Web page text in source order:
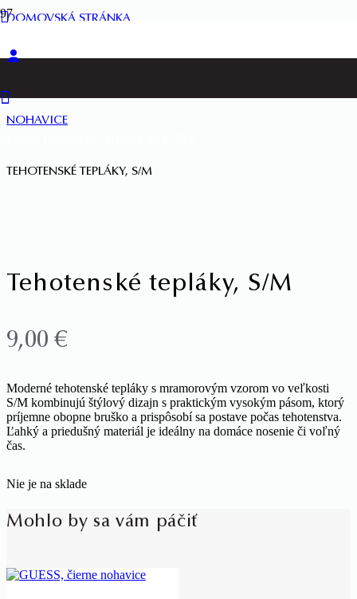
DOMOVSKÁ STRÁNKA
NOHAVICE
TEHOTENSKÉ TEPLÁKY, S/M
Tehotenské tepláky, S/M
9,00€
Moderné tehotenské tepláky s mramorovým vzorom vo veľkosti
S/M kombinujú štýlový dizajn s praktickým vysokým pásom, ktorý
príjemne obopne bruško a prispôsobí sa postave počas tehotenstva.
Ľahký a priedušný materiál je ideálny na domáce nosenie či voľný
čas.
Nie je na sklade
Mohlo by sa vám páčiť